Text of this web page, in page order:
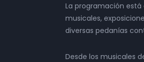
La programación
musicales,
diversas pedanías
Desde los musicales